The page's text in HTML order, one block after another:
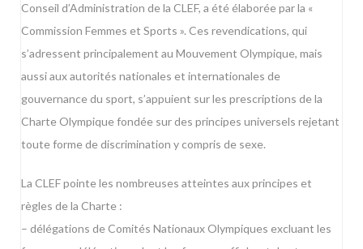
Conseil d’Administration de la CLEF, a été élaborée par la «
Commission Femmes et Sports ». Ces revendications, qui
s’adressent principalement au Mouvement Olympique, mais
aussi aux autorités nationales et internationales de
gouvernance du sport, s’appuient sur les prescriptions de la
Charte Olympique fondée sur des principes universels rejetant
toute forme de discrimination y compris de sexe.
La CLEF pointe les nombreuses atteintes aux principes et
règles de la Charte :
– délégations de Comités Nationaux Olympiques excluant les